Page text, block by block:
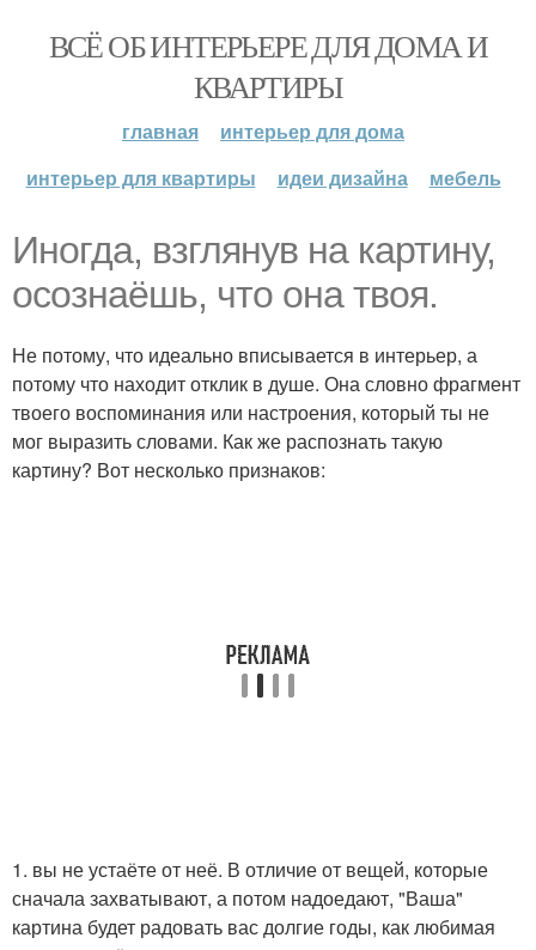
ВСЁ ОБ ИНТЕРЬЕРЕ ДЛЯ ДОМА И
КВАРТИРЫ
главная
интерьер для дома
интерьер для квартиры
идеи дизайна мебель
Иногда, взглянув на картину,
осознаёшь, что она твоя.
Не потому, что идеально вписывается в интерьер, а
потому что находит отклик в душе. Она словно фрагмент
твоего воспоминания или настроения, который ты не
мог выразить словами. Как же распознать такую
картину? Вот несколько признаков:
1. вы не устаёте от неё. В отличие от вещей, которые
сначала захватывают, а потом надоедают, "Ваша"
картина будет радовать вас долгие годы, как любимая